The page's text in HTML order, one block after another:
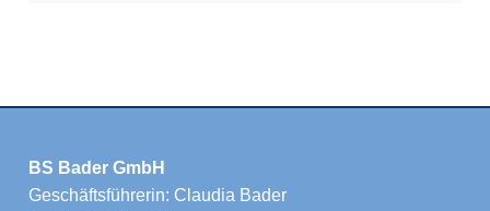
BS Bader GmbH
Geschäftsführerin: Claudia Bader